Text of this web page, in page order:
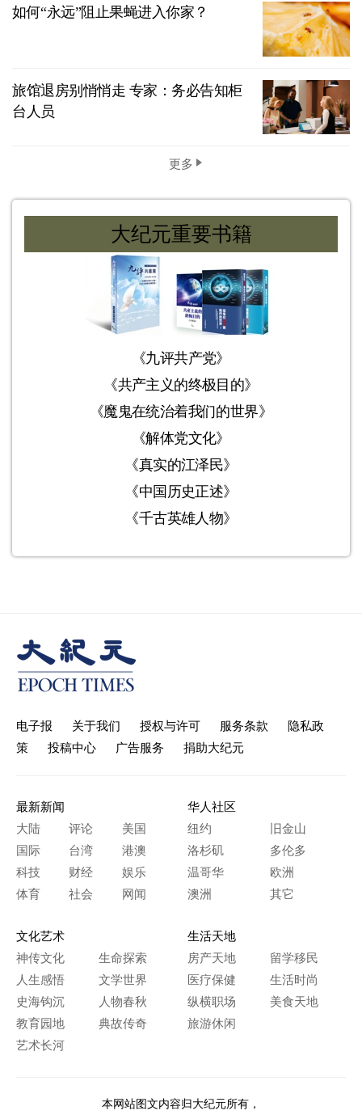
如何“永远”阻止果蝇进入你家？
旅馆退房别悄悄走 专家：务必告知柜
台人员
更多
大纪元重要书籍
《九评共产党》
《共产主义的终极目的》
《魔鬼在统治着我们的世界》
《解体党文化》
《真实的江泽民》
《中国历史正述》
《千古英雄人物》
电子报 关于我们 授权与许可 服务条款
隐私政
策
投稿中心 广告服务 捐助大纪元
最新新闻
大陆
评论
美国
国际
台湾
港澳
科技
财经
娱乐
体育
社会 网闻
华人社区
纽约
旧金山
洛杉矶
多伦多
温哥华
欧洲
澳洲
其它
文化艺术
神传文化
生命探索
人生感悟
文学世界
史海钩沉
人物春秋
教育园地
典故传奇
艺术长河
生活天地
房产天地
留学移民
医疗保健
生活时尚
纵横职场
美食天地
旅游休闲
本网站图文内容归大纪元所有，